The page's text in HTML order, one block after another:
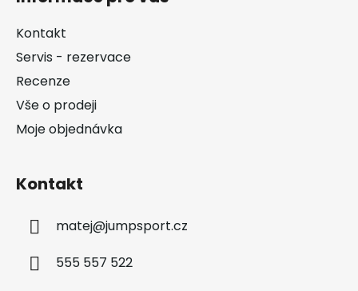
Kontakt
Servis - rezervace
Recenze
Vše o prodeji
Moje objednávka
Kontakt
matej@jumpsport.cz
555 557 522